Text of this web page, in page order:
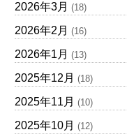
2026年3月 (18)
2026年2月 (16)
2026年1月 (13)
2025年12月 (18)
2025年11月 (10)
2025年10月 (12)